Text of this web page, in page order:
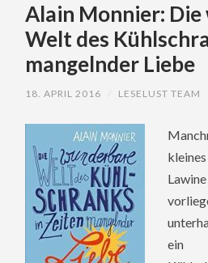
CONTENT
Alain Monnier:
Welt des
mangelnder Liebe
18. APRIL 2016 LESELUST TEAM